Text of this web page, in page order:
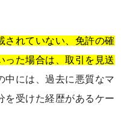
されていない、免許の確
った場合は、取引を見送
中には、過去に悪質なマ
を受けた経歴があるケー